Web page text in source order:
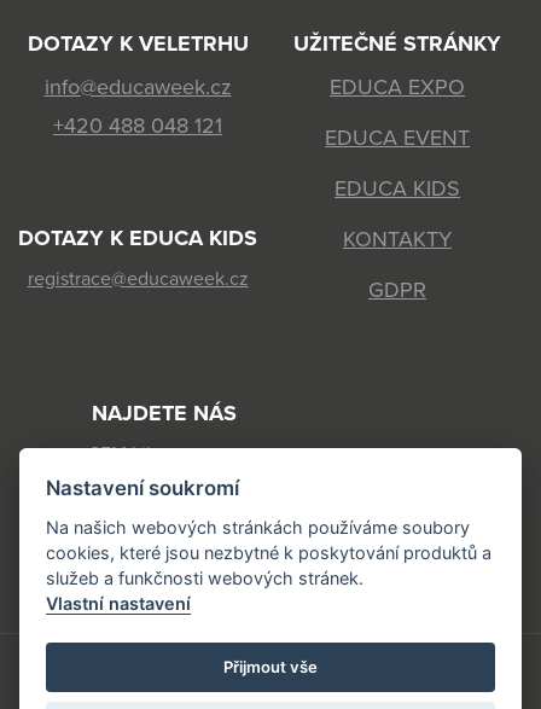
DOTAZY K VELETRHU
info@educaweek.cz
+420 488 048 121
DOTAZY K EDUCA KIDS
registrace@educaweek.cz
UŽITEČNÉ STRÁNKY
EDUCA EXPO
EDUCA EVENT
EDUCA KIDS
KONTAKTY
GDPR
NAJDETE NÁS
SFM Liberec s.r.o.
Jeronýmova 570/22
460 07 Liberec 7
IČ: 44568118 DIČ: CZ44568118
Copyright © 2026 www.educaweek.cz | vyrobilo
Nastavení soukromí
Na našich webových stránkách používáme soubory
cookies, které jsou nezbytné k poskytování produktů a
služeb a funkčnosti webových stránek.
Vlastní nastavení
Přijmout vše